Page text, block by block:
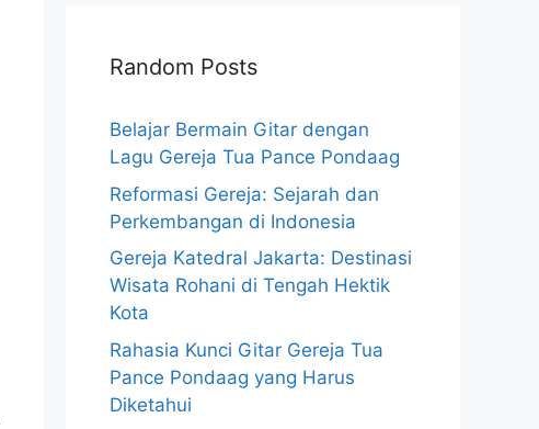
Random Posts
Belajar Bermain Gitar dengan
Lagu Gereja Tua Pance Pondaag
Reformasi Gereja: Sejarah dan
Perkembangan di Indonesia
Gereja Katedral Jakarta: Destinasi
Wisata Rohani di Tengah Hektik
Kota
Rahasia Kunci Gitar Gereja Tua
Pance Pondaag yang Harus
Diketahui